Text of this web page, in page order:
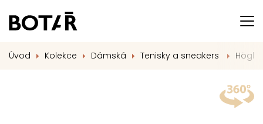
Úvod Kolekce Dámská Tenisky a sneakers Högl